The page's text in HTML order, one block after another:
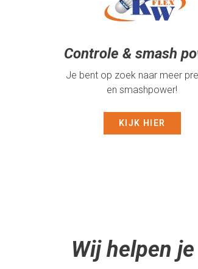
Controle & smash
Je bent op zoek naar meer
en smashpower!
KIJK HIER
Wij helpen